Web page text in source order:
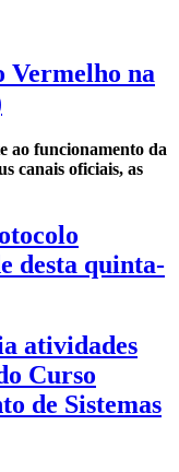
Vermelho na
ao funcionamento da
canais oficiais, as
desta quinta-
atividades
Curso
de Sistemas